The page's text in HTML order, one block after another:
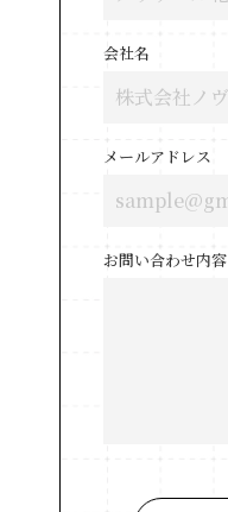
会社名
メールアドレス
お問い合わせ内容